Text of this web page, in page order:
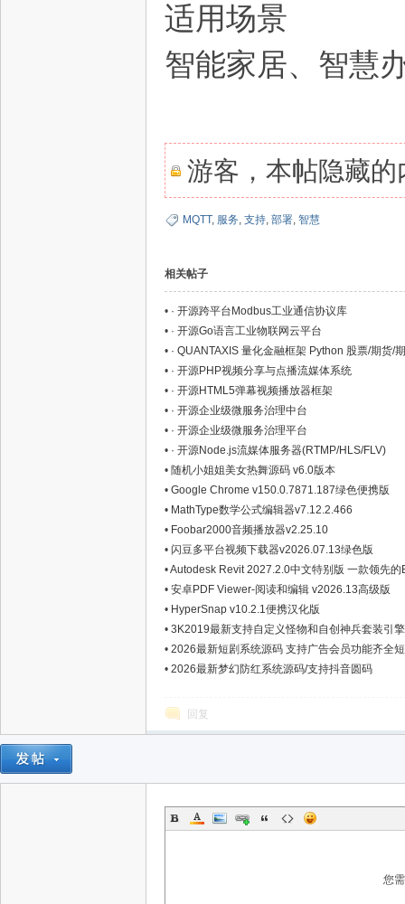
资
适用场景
智能家居、智慧
游客，本帖隐藏
MQTT, 服务, 支持, 部署, 智慧
相关帖子
• · 开源跨平台Modbus工业通信协议库
• · 开源Go语言工业物联网云平台
• · QUANTAXIS 量化金融框架 Python 股票/期货/
• · 开源PHP视频分享与点播流媒体系统
• · 开源HTML5弹幕视频播放器框架
• · 开源企业级微服务治理中台
• · 开源企业级微服务治理平台
• · 开源Node.js流媒体服务器(RTMP/HLS/FLV)
• 随机小姐姐美女热舞源码 v6.0版本
• Google Chrome v150.0.7871.187绿色便携版
• MathType数学公式编辑器v7.12.2.466
• Foobar2000音频播放器v2.25.10
• 闪豆多平台视频下载器v2026.07.13绿色版
•Autodesk Revit 2027.2.0中文特别版 一款领先
• 安卓PDF Viewer-阅读和编辑 v2026.13高级版
• HyperSnap v10.2.1便携汉化版
• 3K2019最新支持自定义怪物和自创神兵套装引
• 2026最新短剧系统源码 支持广告会员功能齐全
• 2026最新梦幻防红系统源码/支持抖音圆码
回复
您